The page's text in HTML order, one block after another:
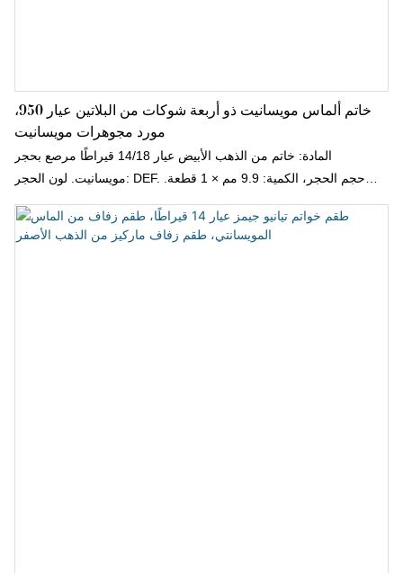
خاتم ألماس مويسانيت ذو أربعة شوكات من البلاتين عيار 950،
مورد مجوهرات مويسانيت
المادة: خاتم من الذهب الأبيض عيار 14/18 قيراطًا مرصع بحجر
مويسانيت. لون الحجر: DEF. حجم الحجر، الكمية: 9.9 مم × 1 قطعة.